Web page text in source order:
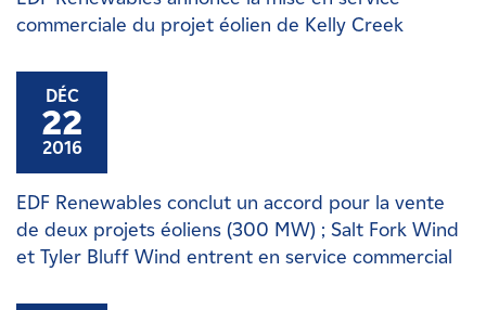
commerciale du projet éolien de Kelly Creek
DÉC
22
2016
EDF Renewables conclut un accord pour la vente
de deux projets éoliens (300 MW) ; Salt Fork Wind
et Tyler Bluff Wind entrent en service commercial